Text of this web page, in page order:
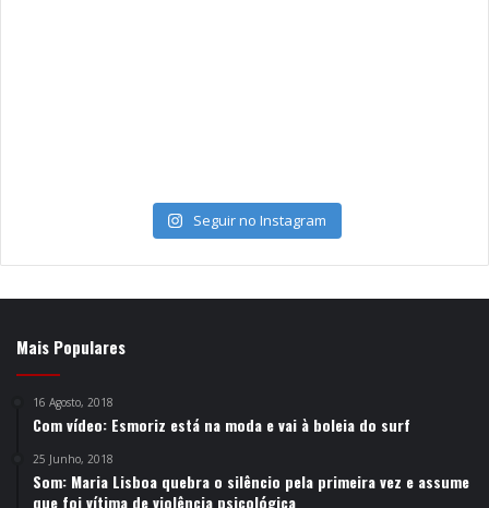
Seguir no Instagram
Mais Populares
16 Agosto, 2018
Com vídeo: Esmoriz está na moda e vai à boleia do surf
25 Junho, 2018
Som: Maria Lisboa quebra o silêncio pela primeira vez e assume
que foi vítima de violência psicológica